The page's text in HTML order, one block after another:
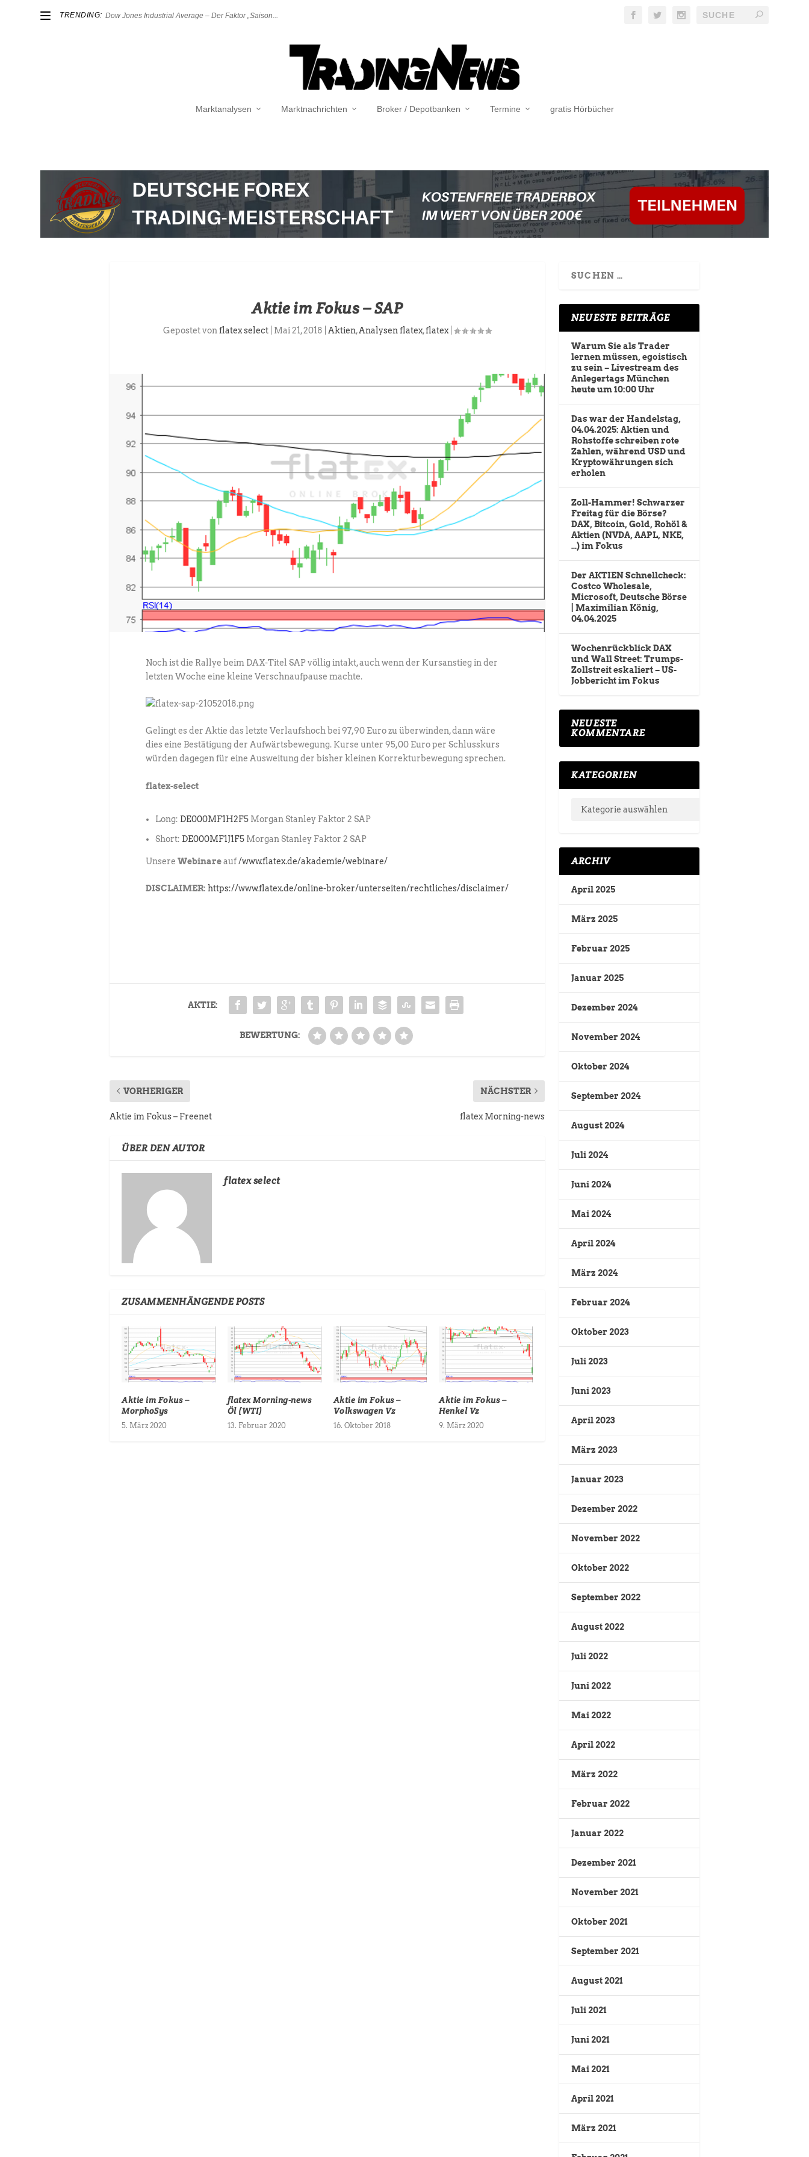
TRENDING: Dow Jones Industrial Average – Der Faktor „Saison...
Marktanalysen Marktnachrichten Broker / Depotbanken Termine gratis Hörbücher
Aktie im Fokus – SAP
Gepostet von flatex select Mai 21, 2018 Aktien,Analysen flatex,flatex
Noch ist die Rallye beim DAX-Titel SAP völlig intakt, auch wenn der Kursanstieg in der
letzten Woche eine kleine Verschnaufpause machte.
Gelingt es der Aktie das letzte Verlaufshoch bei 97,90 Euro zu überwinden, dann wäre
dies eine Bestätigung der Aufwärtsbewegung. Kurse unter 95,00 Euro per Schlusskurs
würden dagegen für eine Ausweitung der bisher kleinen Korrekturbewegung sprechen.
flatex-select
Long: DE000MF1H2F5 Morgan Stanley Faktor 2 SAP
Short: DE000MF1J1F5 Morgan Stanley Faktor 2 SAP
Unsere Webinareauf/www.flatex.de/akademie/webinare/
DISCLAIMER: https://www.flatex.de/online-broker/unterseiten/rechtliches/disclaimer/
AKTIE:
BEWERTUNG:
VORHERIGER
Aktie im Fokus – Freenet
NÄCHSTER
flatex Morning-news
ÜBER DEN AUTOR
flatex select
ZUSAMMENHÄNGENDE POSTS
Aktie im Fokus –
MorphoSys
5. März 2020
flatex Morning-news
Öl (WTI)
13. Februar 2020
Aktie im Fokus –
Volkswagen Vz
16. Oktober 2018
Aktie im Fokus –
Henkel Vz
9. März 2020
NEUESTE BEITRÄGE
Warum Sie als Trader
lernen müssen, egoistisch
zu sein – Livestream des
Anlegertags München
heute um 10:00 Uhr
Das war der Handelstag,
04.04.2025: Aktien und
Rohstoffe schreiben rote
Zahlen, während USD und
Kryptowährungen sich
erholen
Zoll-Hammer! Schwarzer
Freitag für die Börse?
DAX, Bitcoin, Gold, Rohöl &
Aktien (NVDA, AAPL, NKE,
…) im Fokus
Der AKTIEN Schnellcheck:
Costco Wholesale,
Microsoft, Deutsche Börse
| Maximilian König,
04.04.2025
Wochenrückblick DAX
und Wall Street: Trumps-
Zollstreit eskaliert – US-
Jobbericht im Fokus
NEUESTE
KOMMENTARE
KATEGORIEN
ARCHIV
April 2025
März 2025
Februar 2025
Januar 2025
Dezember 2024
November 2024
Oktober 2024
September 2024
August 2024
Juli 2024
Juni 2024
Mai 2024
April 2024
März 2024
Februar 2024
Oktober 2023
Juli 2023
Juni 2023
April 2023
März 2023
Januar 2023
Dezember 2022
November 2022
Oktober 2022
September 2022
August 2022
Juli 2022
Juni 2022
Mai 2022
April 2022
März 2022
Februar 2022
Januar 2022
Dezember 2021
November 2021
Oktober 2021
September 2021
August 2021
Juli 2021
Juni 2021
Mai 2021
April 2021
März 2021